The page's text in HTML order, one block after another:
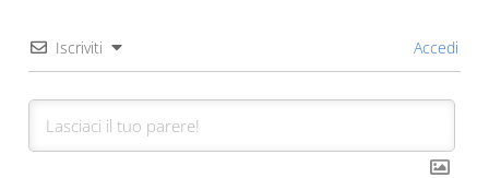
Iscriviti Accedi